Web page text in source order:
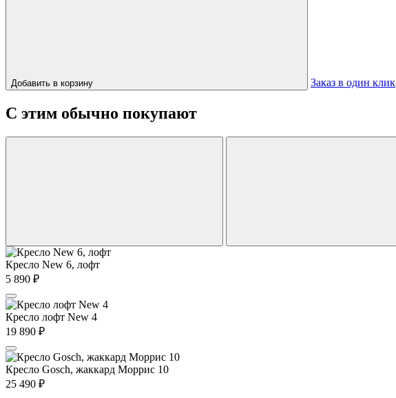
Добавить в корзину Заказ в один клик
С этим обычно покупают
Кресло New 6, лофт
5 890 ₽
Кресло лофт New 4
19 890 ₽
Кресло Gosch, жаккард Моррис 10
25 490 ₽